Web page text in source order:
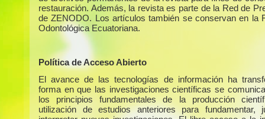
restauración. Además, la revista es parte de la Red de
de ZENODO. Los artículos también se conservan en la
Odontológica Ecuatoriana.
Política de Acceso Abierto
El avance de las tecnologías de información ha
forma en que las investigaciones científicas se
los principios fundamentales de la producción
utilización de estudios anteriores para fundamentar,